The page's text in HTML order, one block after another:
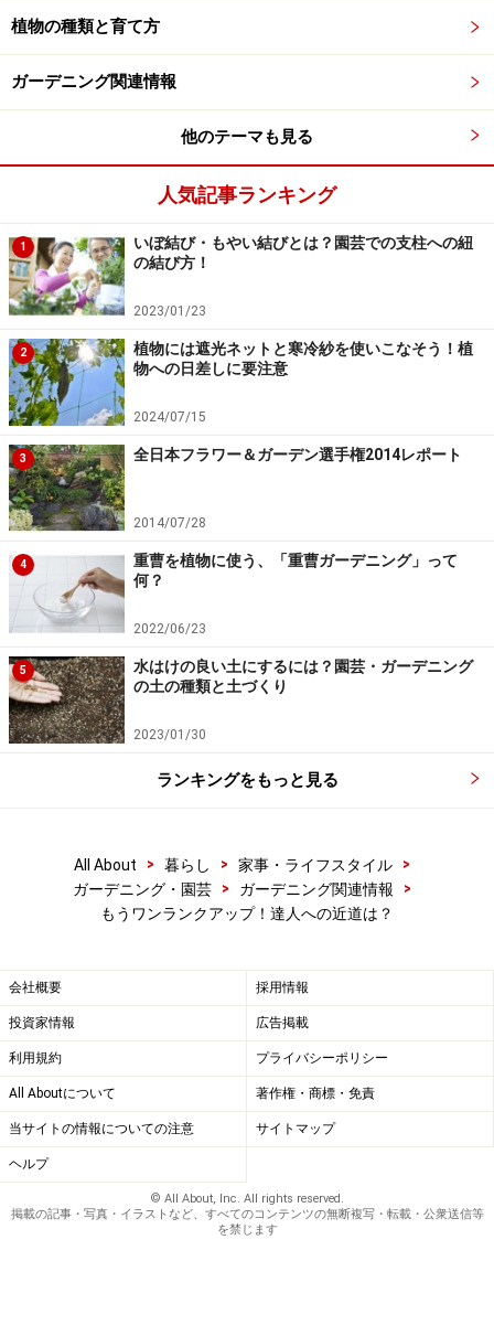
植物の種類と育て方
ガーデニング関連情報
他のテーマも見る
人気記事ランキング
1
いぼ結び・もやい結びとは？園芸での支柱への紐
の結び方！
2023/01/23
2
植物には遮光ネットと寒冷紗を使いこなそう！植
物への日差しに要注意
2024/07/15
3 全日本フラワー＆ガーデン選手権2014レポート
2014/07/28
4
重曹を植物に使う、「重曹ガーデニング」って
何？
2022/06/23
5
水はけの良い土にするには？園芸・ガーデニング
の土の種類と土づくり
2023/01/30
ランキングをもっと見る
All About > 暮らし > 家事・ライフスタイル
>
ガーデニング・園芸
> ガーデニング関連情報
>
もうワンランクアップ！達人への近道は？
会社概要 採用情報
投資家情報 広告掲載
利用規約 プライバシーポリシー
All Aboutについて 著作権・商標・免責
当サイトの情報についての注意 サイトマップ
ヘルプ
© All About, Inc. All rights reserved.
掲載の記事・写真・イラストなど、すべてのコンテンツの無断複写・転載・公衆送信等
を禁じます